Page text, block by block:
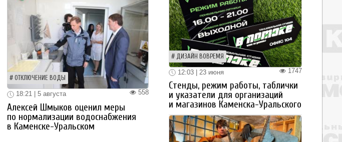
ОТКЛЮЧЕНИЕ ВОДЫ
558
18:21 | 5 августа
Алексей Шмыков оценил меры
по нормализации водоснабжения
в Каменске-Уральском
ДИЗАЙН ВОВРЕМЯ
1747
12:03 | 23 июня
Стенды, режим работы, таблички
и указатели для организаций
и магазинов Каменска-Уральского